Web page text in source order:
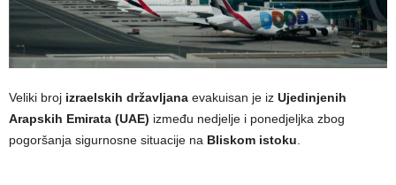
Veliki broj izraelskih državljana evakuisan je iz Ujedinjenih
Arapskih Emirata (UAE) između nedjelje i ponedjeljka zbog
pogoršanja sigurnosne situacije na Bliskom istoku.